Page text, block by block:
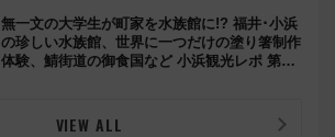
無一文の大学生が町家を水族館に!? 福井･小浜
の珍しい水族館、世界に一つだけの塗り箸制作
体験、鯖街道の御食国など 小浜観光レポ 第2
VIEW ALL